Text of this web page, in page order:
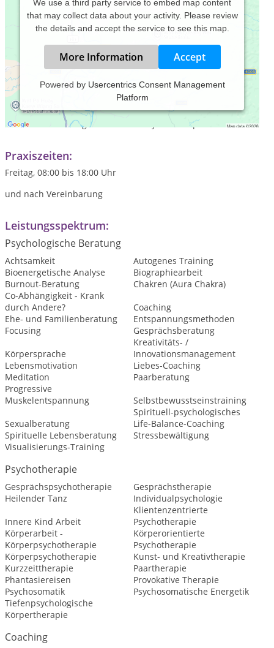
We use a third party service to embed map content
that may collect data about your activity. Please review
the details and accept the service to see this map.
More Information Accept
Powered by Usercentrics Consent Management
Platform
Ich biete eine Kombination aus Gesprächstherapie (nach Carl
Rodger) und körperorientierte Psychotherapie an. Entweder
mit einem Coaching-Ziel oder als Psychotherapie.
Praxiszeiten:
Freitag, 08:00 bis 18:00 Uhr
und nach Vereinbarung
Leistungsspektrum:
Psychologische Beratung
Achtsamkeit
Autogenes Training
Bioenergetische Analyse
Biographiearbeit
Burnout-Beratung
Chakren (Aura Chakra)
Co-Abhängigkeit - Krank
durch Andere?
Coaching
Ehe- und Familienberatung
Entspannungsmethoden
Focusing
Gesprächsberatung
Körpersprache
Kreativitäts- /
Innovationsmanagement
Lebensmotivation
Liebes-Coaching
Meditation
Paarberatung
Progressive
Muskelentspannung
Selbstbewusstseinstraining
Sexualberatung
Spirituell-psychologisches
Life-Balance-Coaching
Spirituelle Lebensberatung
Stressbewältigung
Visualisierungs-Training
Psychotherapie
Gesprächspsychotherapie
Gesprächstherapie
Heilender Tanz
Individualpsychologie
Innere Kind Arbeit
Klientenzentrierte
Psychotherapie
Körperarbeit -
Körperpsychotherapie
Körperorientierte
Psychotherapie
Körperpsychotherapie
Kunst- und Kreativtherapie
Kurzzeittherapie
Paartherapie
Phantasiereisen
Provokative Therapie
Psychosomatik
Psychosomatische Energetik
Tiefenpsychologische
Körpertherapie
Coaching